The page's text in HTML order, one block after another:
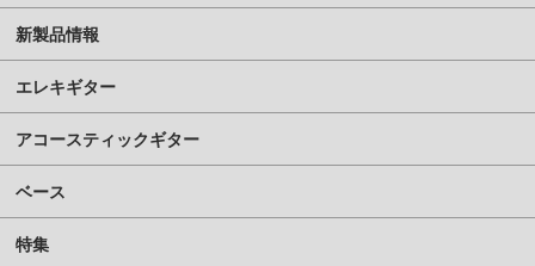
新製品情報
エレキギター
アコースティックギター
ベース
特集